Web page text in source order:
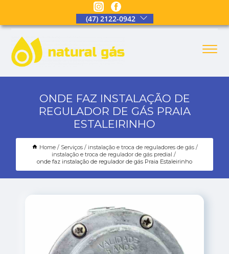
(47) 2122-0942
ONDE FAZ INSTALAÇÃO DE
REGULADOR DE GÁS PRAIA
ESTALEIRINHO
Home Serviços
instalação e troca de reguladores de gás
instalação e troca de regulador de gás predial
onde faz instalação de regulador de gás Praia Estaleirinho